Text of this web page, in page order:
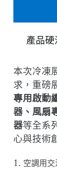
產品
本次冷凍
求，重磅
專用啟動
器、風扇
器等全系
心與技術
1. 空調用